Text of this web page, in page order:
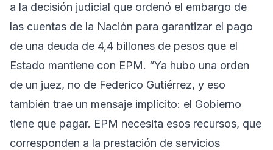
a la decisión judicial que ordenó el embargo de
las cuentas de la Nación para garantizar el pago
de una deuda de 4,4 billones de pesos que el
Estado mantiene con EPM. “Ya hubo una orden
de un juez, no de Federico Gutiérrez, y eso
también trae un mensaje implícito: el Gobierno
tiene que pagar. EPM necesita esos recursos, que
corresponden a la prestación de servicios